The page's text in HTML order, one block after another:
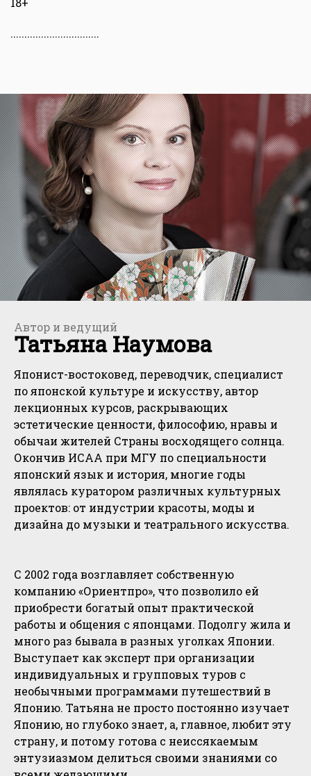
................................
Автор и ведущий
Татьяна Наумова
Японист-востоковед, переводчик, специалист
по японской культуре и искусству, автор
лекционных курсов, раскрывающих
эстетические ценности, философию, нравы и
обычаи жителей Страны восходящего солнца.
Окончив ИСАА при МГУ по специальности
японский язык и история, многие годы
являлась куратором различных культурных
проектов: от индустрии красоты, моды и
дизайна до музыки и театрального искусства.
С 2002 года возглавляет собственную
компанию «Ориентпро», что позволило ей
приобрести богатый опыт практической
работы и общения с японцами. Подолгу жила и
много раз бывала в разных уголках Японии.
Выступает как эксперт при организации
индивидуальных и групповых туров с
необычными программами путешествий в
Японию. Татьяна не просто постоянно изучает
Японию, но глубоко знает, а, главное, любит эту
страну, и потому готова с неиссякаемым
энтузиазмом делиться своими знаниями со